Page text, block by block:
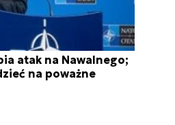
atak na Nawalnego;
na poważne